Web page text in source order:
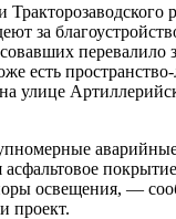
за
перевалило
есть
улице
аварийные
освещения, —
проект.